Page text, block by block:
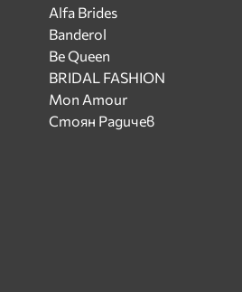
Alfa Brides
Banderol
Be Queen
BRIDAL FASHION
Mon Amour
Стоян Радичев